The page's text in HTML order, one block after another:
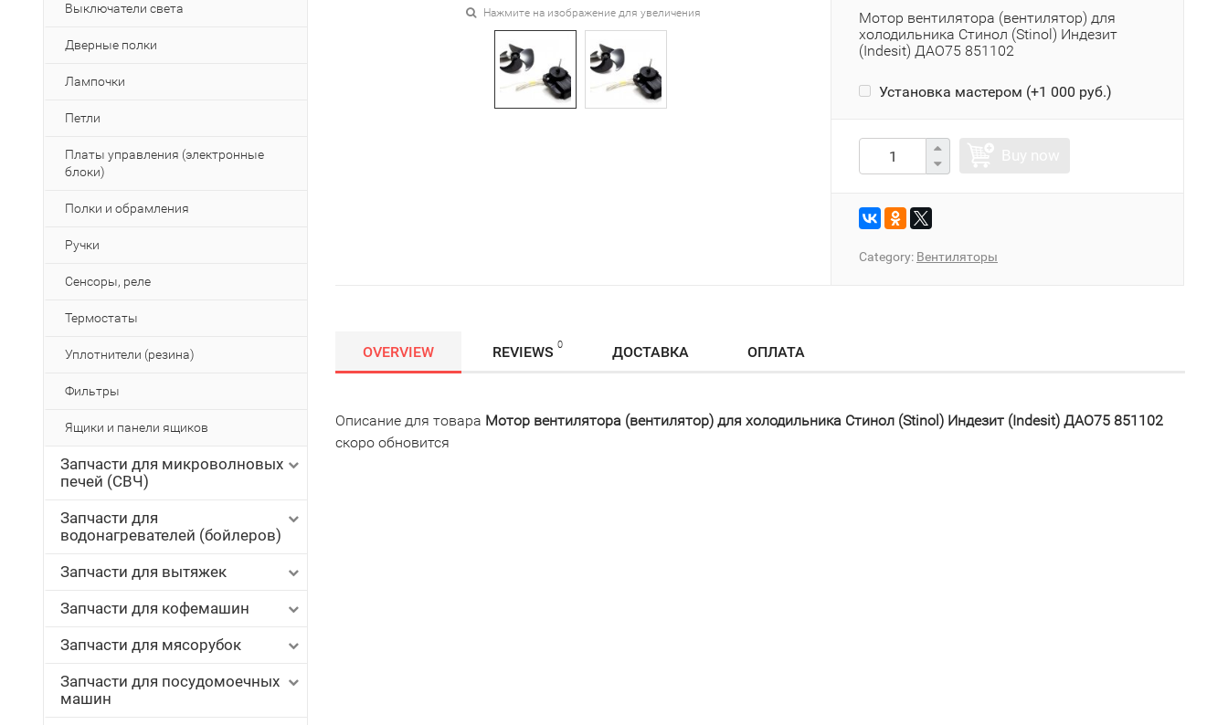
Выключатели света
Дверные полки
Лампочки
Петли
Платы управления (электронные
блоки)
Полки и обрамления
Ручки
Сенсоры, реле
Термостаты
Уплотнители (резина)
Фильтры
Ящики и панели ящиков
Запчасти для микроволновых
печей (СВЧ)
Запчасти для
водонагревателей (бойлеров)
Запчасти для вытяжек
Запчасти для кофемашин
Запчасти для мясорубок
Запчасти для посудомоечных
машин
Нажмите на изображение для увеличения
Мотор вентилятора (вентилятор) для
холодильника Стинол (Stinol) Индезит
(Indesit) ДАО75 851102
Установка мастером (+1 000 руб.)
Category: Вентиляторы
OVERVIEW REVIEWS 0 ДОСТАВКА ОПЛАТА
Описание для товара Мотор вентилятора (вентилятор) для холодильника Стинол (Stinol) Индезит (Indesit) ДАО75 851102
скоро обновится